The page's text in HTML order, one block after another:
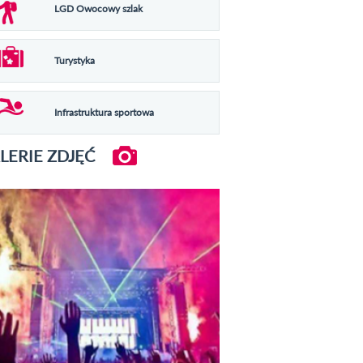
LGD Owocowy szlak
Turystyka
Infrastruktura sportowa
ZDJĘĆ